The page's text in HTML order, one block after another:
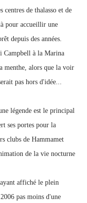
centres de thalasso et de
pour accueillir une
depuis des années.
Campbell à la Marina
menthe, alors que la voir
pas hors d'idée...
légende est le principal
ses portes pour la
clubs de Hammamet
de la vie nocturne
affiché le plein
pas moins d'une